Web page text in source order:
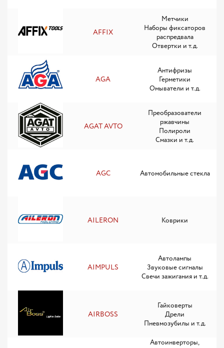
AFFIX
Метчики
Наборы фиксаторов
распредвала
Отвертки и т.д.
AGA
Антифризы
Герметики
Омыватели и т.д.
AGAT AVTO
Преобразователи
ржавчины
Полироли
Смазки и т.д.
AGC Автомобильные стекла
AILERON Коврики
AIMPULS
Автолампы
Звуковые сигналы
Свечи зажигания и т.д.
AIRBOSS
Гайковерты
Дрели
Пневмозубилы и т.д.
Автоинверторы,